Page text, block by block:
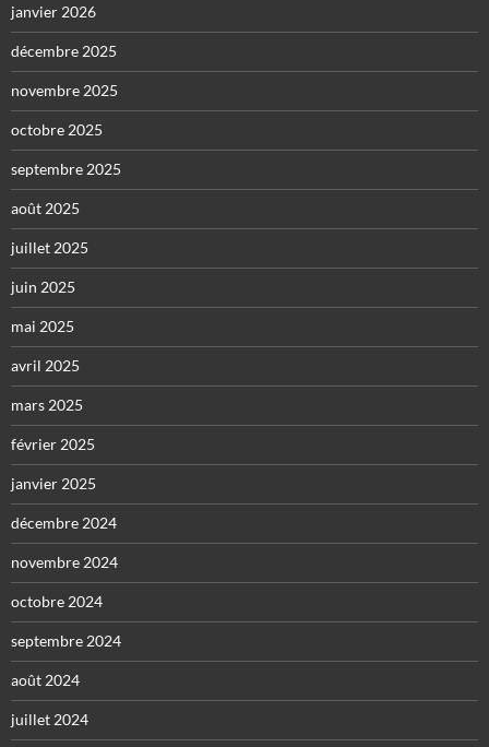
janvier 2026
décembre 2025
novembre 2025
octobre 2025
septembre 2025
août 2025
juillet 2025
juin 2025
mai 2025
avril 2025
mars 2025
février 2025
janvier 2025
décembre 2024
novembre 2024
octobre 2024
septembre 2024
août 2024
juillet 2024